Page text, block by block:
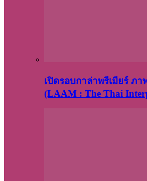
เปิดรอบกาล่าพรีเมียร์ ภา
(LAAM : The Thai